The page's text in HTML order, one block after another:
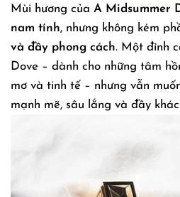
Mùi hương của A Midsummer
nam tính, nhưng không kém
và đầy phong cách. Một đỉnh
Dove – dành cho những tâm
mơ và tinh tế – nhưng vẫn
mạnh mẽ, sâu lắng và đầy